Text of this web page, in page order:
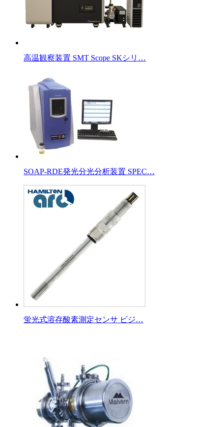
高温観察装置 SMT Scope SKシリ…
SOAP-RDE発光分光分析装置 SPEC…
蛍光式溶存酸素測定センサ ビジ…